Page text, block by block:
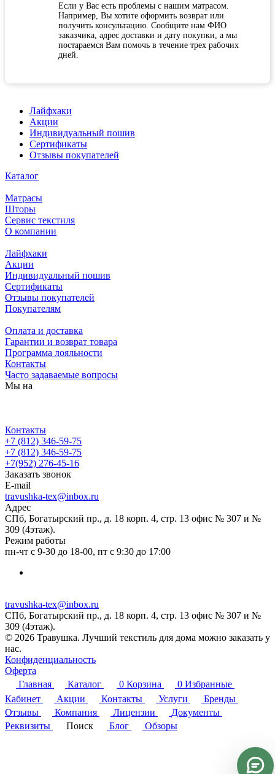
Если у Вас есть проблемы с нашим матрасом.
Например, Вы хотите оформить возврат или
получить консультацию. Сообщите нам ФИО
заказчика, адрес доставки и дату покупки, а мы
постараемся Вам помочь в течение трех рабочих
дней.
Лайфхаки
Акции
Индивидуальный пошив
Сертификаты
Отзывы покупателей
Каталог
Матрасы
Шторы
Сервис текстиля
О компании
Лайфхаки
Акции
Индивидуальный пошив
Сертификаты
Отзывы покупателей
Покупателям
Оплата и доставка
Гарантии и возврат товара
Программа лояльности
Контакты
Часто задаваемые вопросы
Мы на
Контакты
+7 (812) 346-59-75
+7 (812) 346-59-75
+7(952) 276-45-16
Заказать звонок
E-mail
travushka-tex@inbox.ru
Адрес
СПб, Богатырский пр., д. 18 корп. 4, стр. 13 офис № 307 и №
309 (4этаж).
Режим работы
пн-чт с 9-30 до 18-00, пт с 9:30 до 17:00
travushka-tex@inbox.ru
СПб, Богатырский пр., д. 18 корп. 4, стр. 13 офис № 307 и №
309 (4этаж).
© 2026 Травушка. Лучший текстиль для дома можно заказать у
нас.
Конфиденциальность
Оферта
Главная
Каталог 0 Корзина 0 Избранные
Кабинет
Акции Контакты Услуги
Бренды
Отзывы
Компания Лицензии
Документы
Реквизиты
Поиск Блог Обзоры